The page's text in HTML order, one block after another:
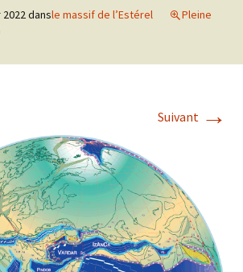
2022dansle massif de l’Estérel
Pleine
Suivant →